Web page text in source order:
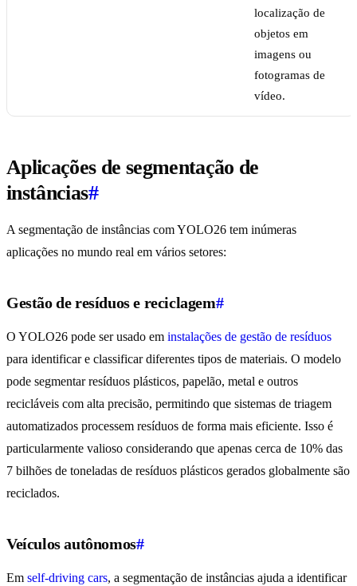
localização de
objetos em
imagens ou
fotogramas de
vídeo.
Aplicações de segmentação de
instâncias#
A segmentação de instâncias com YOLO26 tem inúmeras
aplicações no mundo real em vários setores:
Gestão de resíduos e reciclagem#
O YOLO26 pode ser usado em instalações de gestão de resíduos
para identificar e classificar diferentes tipos de materiais. O modelo
pode segmentar resíduos plásticos, papelão, metal e outros
recicláveis com alta precisão, permitindo que sistemas de triagem
automatizados processem resíduos de forma mais eficiente. Isso é
particularmente valioso considerando que apenas cerca de 10% das
7 bilhões de toneladas de resíduos plásticos gerados globalmente são
reciclados.
Veículos autônomos#
Em self-driving cars, a segmentação de instâncias ajuda a identificar